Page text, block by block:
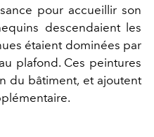
pour accueillir son
descendaient les
étaient dominées par
plafond. Ces peintures
du bâtiment, et ajoutent